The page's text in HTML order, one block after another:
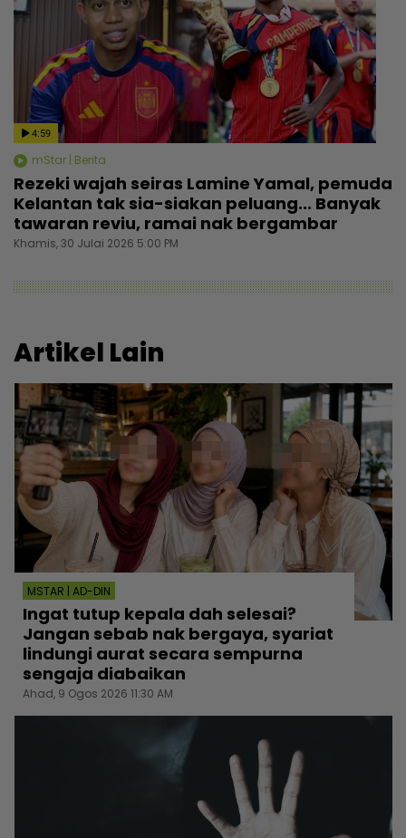
4:59
mStar | Berita
Rezeki wajah seiras Lamine Yamal, pemuda
Kelantan tak sia-siakan peluang... Banyak
tawaran reviu, ramai nak bergambar
Khamis, 30 Julai 2026 5:00 PM
Artikel Lain
MSTAR | AD-DIN
Ingat tutup kepala dah selesai?
Jangan sebab nak bergaya, syariat
lindungi aurat secara sempurna
sengaja diabaikan
Ahad, 9 Ogos 2026 11:30 AM